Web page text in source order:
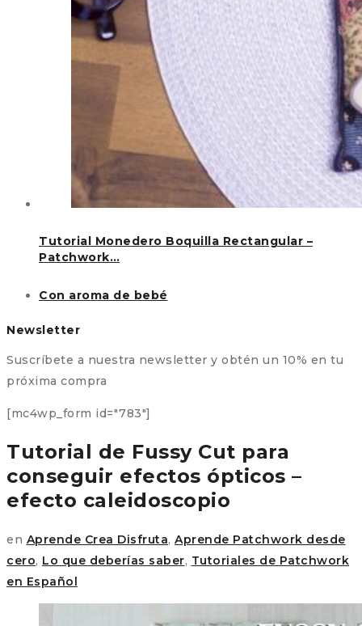
Tutorial Monedero Boquilla Rectangular –
Patchwork…
Con aroma de bebé
Newsletter
Suscríbete a nuestra newsletter y obtén un 10% en tu
próxima compra
[mc4wp_form id="783"]
Tutorial de Fussy Cut para
conseguir efectos ópticos –
efecto caleidoscopio
en Aprende Crea Disfruta, Aprende Patchwork desde
cero, Lo que deberías saber, Tutoriales de Patchwork
en Español